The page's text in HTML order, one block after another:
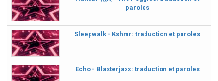
paroles
Sleepwalk - Kshmr: traduction et paroles
Echo - Blasterjaxx: traduction et paroles